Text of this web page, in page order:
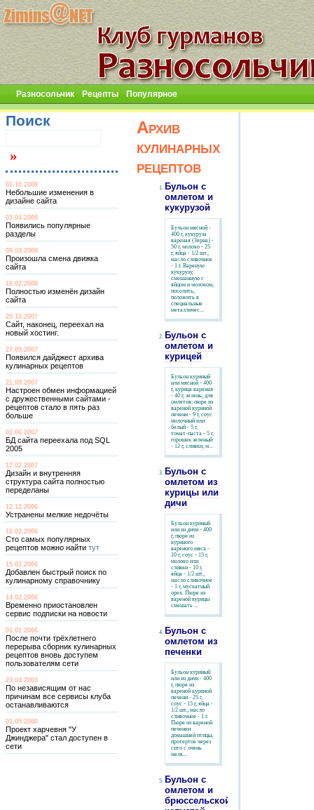
Разносольчик Рецепты Популярное
Архив
кулинарных
рецептов
Бульон с
омлетом и
кукурузой
Бульон мясной -
400 г, кукуруза
вареная (Зерна) -
50 г, молоко - 25
г, яйца - 1/2 шт.,
масло сливочное
- 1 г. Вареную
кукурузу,
смешанную с
яйцом и молоком,
посолить,
положить в
специальные
металличес...
Бульон с
омлетом и
курицей
Бульон куриный
или мясной - 400
г, курица вареная
- 40 г, зелень; для
омлетов: пюре из
вареной куриной
печени - 9 г, соус
молочный или
белый - 5 г,
томат-паста - 5 г,
горошек зеленый
- 12 г, сливки, м...
Бульон с
омлетом из
курицы или
дичи
Бульон куриный
или из дичи - 400
г, пюре из
куриного
вареного мяса -
10 г, соус - 15 г,
молоко или
сливки - 10 г,
яйца - 1/2 шт.,
масло сливочное
- 1 г, мускатный
орех. Пюре из
вареной курицы
смешать ...
Бульон с
омлетом из
печенки
Бульон куриный
или из дичи - 400
г, пюре из
вареной куриной
печени - 25 г,
соус - 15 г, яйца -
1/2 шт., масло
сливочное - 1 г.
Пюре из вареной
печенки
домашней птицы,
протертое через
сито с очень
мелк...
Бульон с
омлетом и
брюссельской
Поиск
01.10.2008
Небольшие изменения в
дизайне сайта
03.04.2008
Появились популярные
разделы
08.03.2008
Произошла смена движка
сайта
16.02.2008
Полностью изменён дизайн
сайта
25.10.2007
Сайт, наконец, переехал на
новый хостинг.
27.09.2007
Появился дайджест архива
кулинарных рецептов
21.09.2007
Настроен обмен информацией
с дружественными сайтами -
рецептов стало в пять раз
больше
01.06.2007
БД сайта переехала под SQL
2005
17.02.2007
Дизайн и внутренняя
структура сайта полностью
переделаны
12.12.2006
Устранены мелкие недочёты
16.02.2006
Сто самых популярных
рецептов можно найти тут
15.02.2006
Добавлен быстрый поиск по
кулинарному справочнику
14.02.2006
Временно приостановлен
сервис подписки на новости
01.01.2006
После почти трёхлетнего
перерыва сборник кулинарных
рецептов вновь доступем
пользователям сети
23.04.2003
По независящим от нас
причинам все сервисы клуба
останавливаются
01.05.2000
Проект харчевня "У
Джинджера" стал доступен в
сети